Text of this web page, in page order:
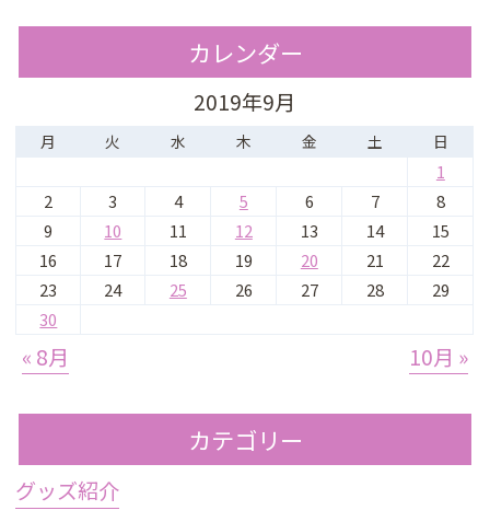
カレンダー
2019年9月
月 火 水 木 金 土 日
1
2
3 4 5 6 7
8
9
10 11 12 13 14
15
16
17 18 19 20 21
22
23
24 25 26 27 28
29
30
« 8月 10月 »
カテゴリー
グッズ紹介